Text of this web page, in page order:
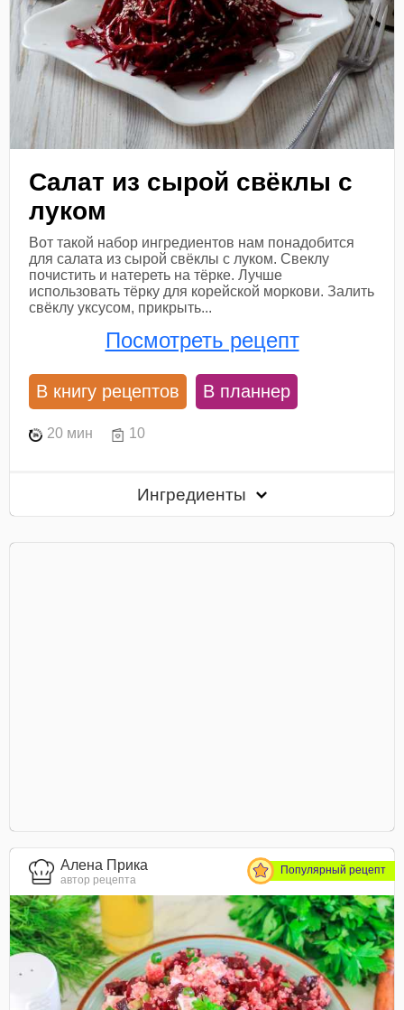
Салат из сырой свёклы с
луком
Вот такой набор ингредиентов нам понадобится
для салата из сырой свёклы с луком. Свеклу
почистить и натереть на тёрке. Лучше
использовать тёрку для корейской моркови. Залить
свёклу уксусом, прикрыть...
Посмотреть рецепт
В книгу рецептов В планнер
20 мин 10
Ингредиенты
Алена Прика
автор рецепта
Популярный рецепт